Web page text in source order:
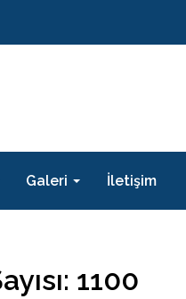
Galeri İletişim
1100